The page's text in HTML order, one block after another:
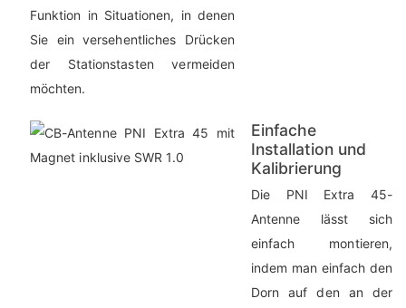
Funktion in Situationen, in denen
Sie ein versehentliches Drücken
der Stationstasten vermeiden
möchten.
Einfache
Installation und
Kalibrierung
Die PNI Extra 45-
Antenne lässt sich
einfach montieren,
indem man einfach den
Dorn auf den an der